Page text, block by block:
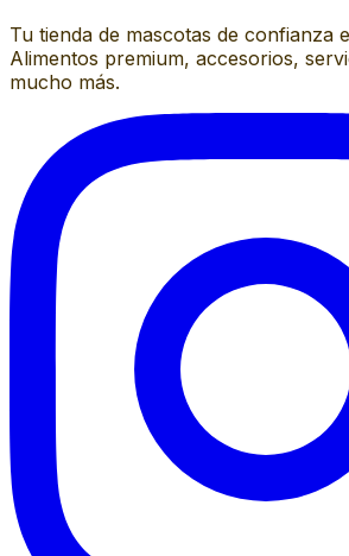
Tu tienda de mascotas de confianza
Alimentos premium, accesorios,
mucho más.